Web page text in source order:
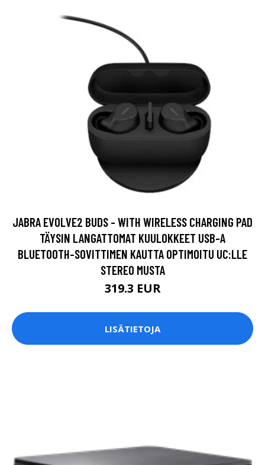
JABRA EVOLVE2 BUDS - WITH WIRELESS CHARGING PAD
TÄYSIN LANGATTOMAT KUULOKKEET USB-A
BLUETOOTH-SOVITTIMEN KAUTTA OPTIMOITU UC:LLE
STEREO MUSTA
319.3 EUR
LISÄTIETOJA